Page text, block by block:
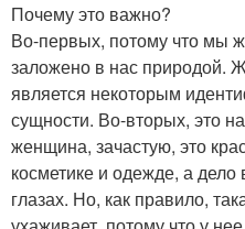
Почему это важно?
Во-первых, потому что мы
заложено в нас природой.
является некоторым
сущности. Во-вторых, это
женщина, зачастую, это
косметике и одежде, а дело
глазах. Но, как правило,